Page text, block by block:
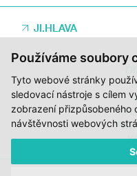
Používáme soubory
Tyto webové stránky
sledovací nástroje s cílem
zobrazení přizpůsobeného
návštěvnosti webových
JI.HLAVA
O